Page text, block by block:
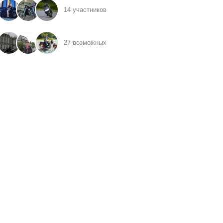
14 участников
27 возможных